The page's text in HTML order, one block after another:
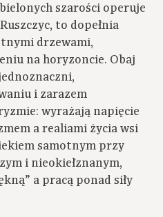
szarości operuje
to dopełnia
drzewami,
na horyzoncie. Obaj
i zarazem
wyrażają napięcie
a realiami życia wsi
samotnym przy
i nieokiełznanym,
a pracą ponad siły